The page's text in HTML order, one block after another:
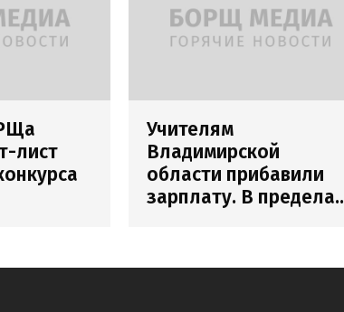
лист
Учителям
Владимирской
области прибавили
зарплату. В пределах